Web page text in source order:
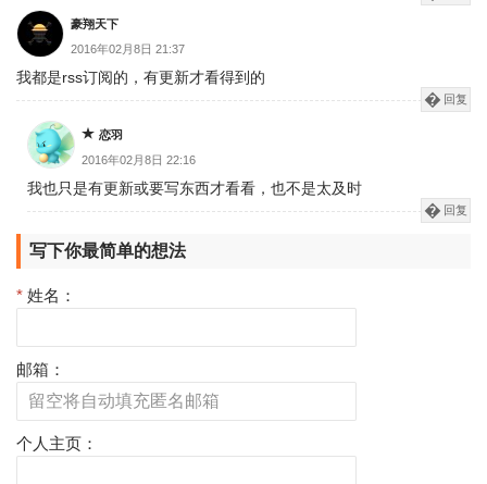
豪翔天下
2016年02月8日 21:37
我都是rss订阅的，有更新才看得到的
回复
恋羽
2016年02月8日 22:16
我也只是有更新或要写东西才看看，也不是太及时
回复
写下你最简单的想法
* 姓名：
邮箱：
个人主页：